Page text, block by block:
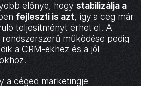
előnye, hogystabilizálja a
fejleszti is azt, így a cég már
teljesítményt érhet el. A
működése pedig
a CRM-ekhez és a jól
a céged marketingje